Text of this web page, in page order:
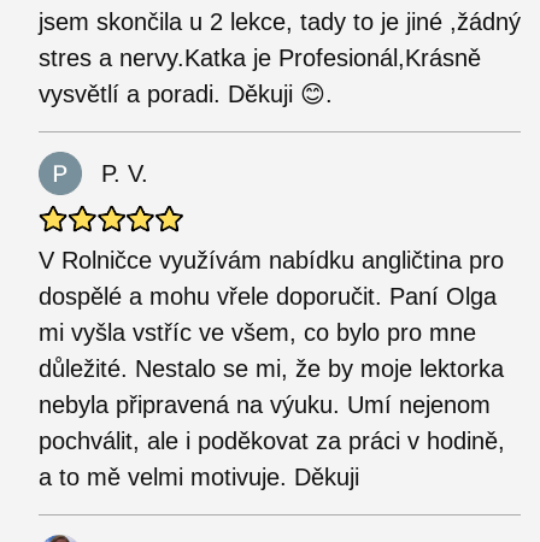
jsem skončila u 2 lekce, tady to je jiné ,žádný
stres a nervy.Katka je Profesionál,Krásně
vysvětlí a poradi. Děkuji 😊.
P. V.
V Rolničce využívám nabídku angličtina pro
dospělé a mohu vřele doporučit. Paní Olga
mi vyšla vstříc ve všem, co bylo pro mne
důležité. Nestalo se mi, že by moje lektorka
nebyla připravená na výuku. Umí nejenom
pochválit, ale i poděkovat za práci v hodině,
a to mě velmi motivuje. Děkuji